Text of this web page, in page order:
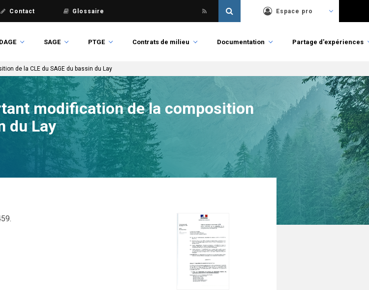
Contact Glossaire Espace pro
SAGE PTGE Contrats de milieu Documentation Partage d'expériences
de la CLE du SAGE du bassin du Lay
modification de la composition
du Lay